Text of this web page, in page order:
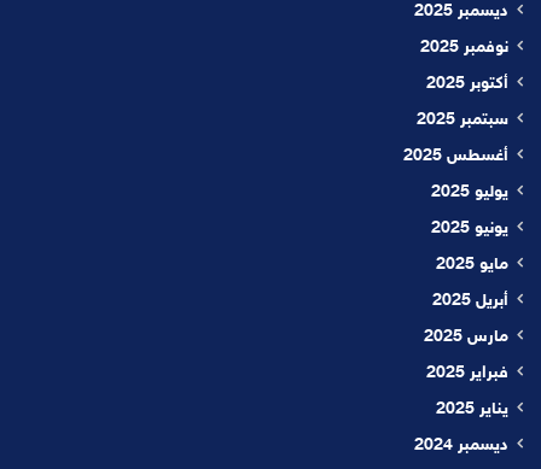
ديسمبر 2025
نوفمبر 2025
أكتوبر 2025
سبتمبر 2025
أغسطس 2025
يوليو 2025
يونيو 2025
مايو 2025
أبريل 2025
مارس 2025
فبراير 2025
يناير 2025
ديسمبر 2024